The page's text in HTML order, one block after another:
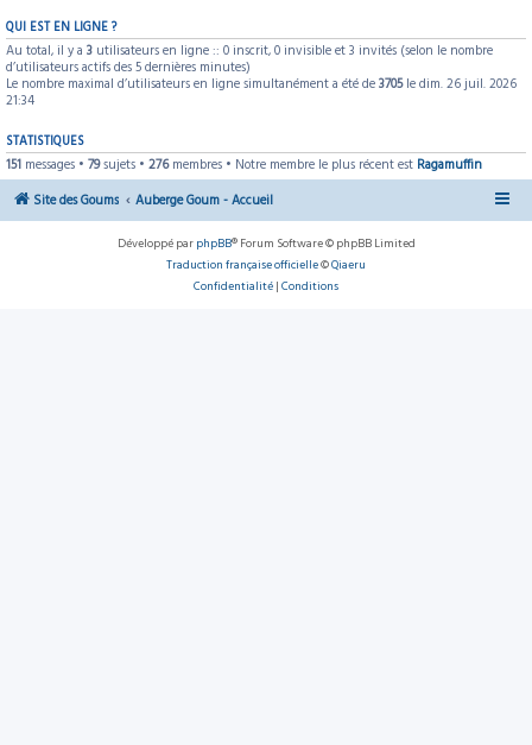
QUI EST EN LIGNE ?
Au total, il y a 3 utilisateurs en ligne :: 0 inscrit, 0 invisible et 3 invités (selon le nombre
d’utilisateurs actifs des 5 dernières minutes)
Le nombre maximal d’utilisateurs en ligne simultanément a été de 3705le dim. 26 juil. 2026
21:34
STATISTIQUES
151 messages • 79sujets • 276membres • Notre membre le plus récent est Ragamuffin
Site des Goums Auberge Goum - Accueil
Développé par phpBB® Forum Software © phpBB Limited
Traduction française officielle©Qiaeru
Confidentialité | Conditions